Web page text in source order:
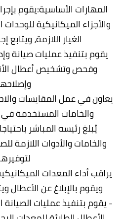
المهارات الأساسية:يقوم
والأجزاء الميكانيكية
الغيار اللازمة،
يقوم بتنفيذ عمليات صيانة
وفحص وتشخيص أعطال
يعاون في عمل المقايسات
والخامات المستخدمة في
يُبلغ رئيسه المباشر
والخامات والأدوات اللازمة
يراقب أداء المعدات
ويقوم بالإبلاغ عن الأعطال
- يقوم بتنفيذ عمليات الصيانة